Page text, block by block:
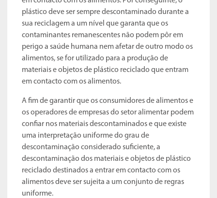
plástico deve ser sempre descontaminado durante a
sua reciclagem a um nível que garanta que os
contaminantes remanescentes não podem pôr em
perigo a saúde humana nem afetar de outro modo os
alimentos, se for utilizado para a produção de
materiais e objetos de plástico reciclado que entram
em contacto com os alimentos.
A fim de garantir que os consumidores de alimentos e
os operadores de empresas do setor alimentar podem
confiar nos materiais descontaminados e que existe
uma interpretação uniforme do grau de
descontaminação considerado suficiente, a
descontaminação dos materiais e objetos de plástico
reciclado destinados a entrar em contacto com os
alimentos deve ser sujeita a um conjunto de regras
uniforme.